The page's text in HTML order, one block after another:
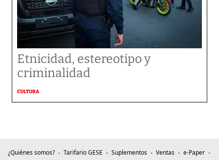
Etnicidad, estereotipo y
criminalidad
CULTURA
¿Quiénes somos? Tarifario GESE Suplementos Ventas
e-Paper